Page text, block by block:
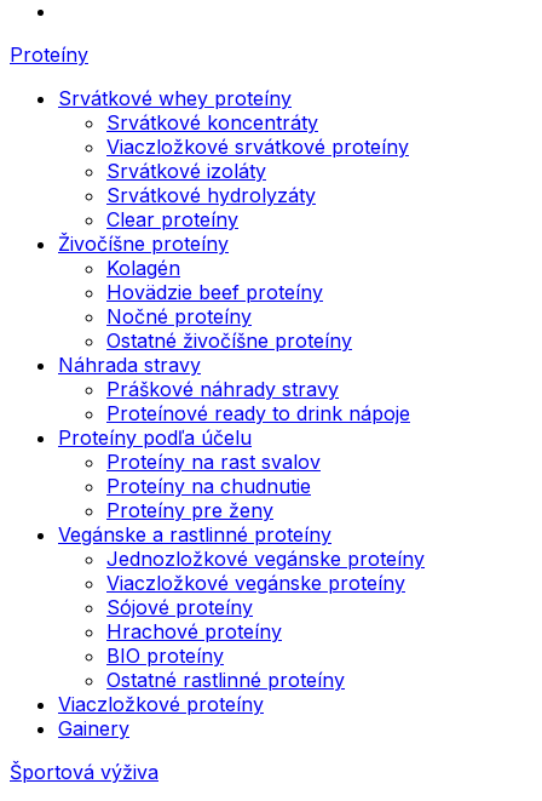
Proteíny
Srvátkové whey proteíny
Srvátkové koncentráty
Viaczložkové srvátkové proteíny
Srvátkové izoláty
Srvátkové hydrolyzáty
Clear proteíny
Živočíšne proteíny
Kolagén
Hovädzie beef proteíny
Nočné proteíny
Ostatné živočíšne proteíny
Náhrada stravy
Práškové náhrady stravy
Proteínové ready to drink nápoje
Proteíny podľa účelu
Proteíny na rast svalov
Proteíny na chudnutie
Proteíny pre ženy
Vegánske a rastlinné proteíny
Jednozložkové vegánske proteíny
Viaczložkové vegánske proteíny
Sójové proteíny
Hrachové proteíny
BIO proteíny
Ostatné rastlinné proteíny
Viaczložkové proteíny
Gainery
Športová výživa